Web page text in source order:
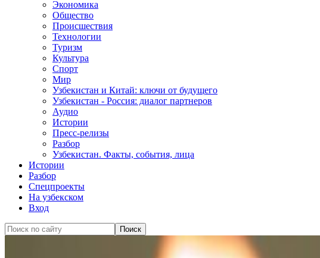
Экономика
Общество
Происшествия
Технологии
Туризм
Культура
Спорт
Мир
Узбекистан и Китай: ключи от будущего
Узбекистан - Россия: диалог партнеров
Аудио
Истории
Пресс-релизы
Разбор
Узбекистан. Факты, события, лица
Истории
Разбор
Спецпроекты
На узбекском
Вход